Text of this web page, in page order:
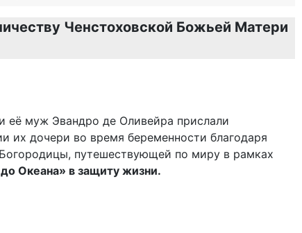
Ченстоховской Божьей Матери
её муж Эвандро де Оливейра прислали
их дочери во время беременности благодаря
путешествующей по миру в рамках
Океана» в защиту жизни.